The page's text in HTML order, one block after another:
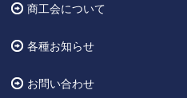
商工会について
各種お知らせ
お問い合わせ